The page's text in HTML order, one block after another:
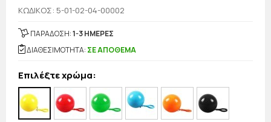
KΩΔΙΚΟΣ: 5-01-02-04-00002
ΠΑΡΑΔΟΣΗ:1-3 ΗΜΕΡΕΣ
ΔΙΑΘΕΣΙΜΟΤΗΤΑ: ΣΕ ΑΠΟΘΕΜΑ
Επιλέξτε χρώμα: